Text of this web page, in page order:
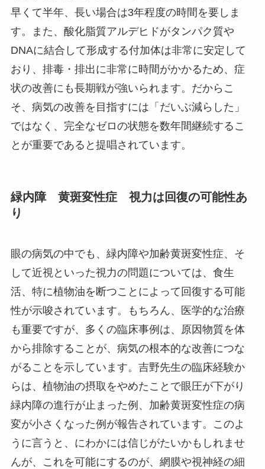
早くて半年、長い場合は3年程度の時間を要しま
す。また、酸化脂質アルデヒドがタンパク質や
DNAに結合して形成する付加体は非常に安定して
おり、排毒・排出に非常に時間がかかるため、症
状の改善にも長期戦が強いられます。だからこ
そ、病気の改善を目指すには「だいぶ減らした」
ではなく、完全なゼロの状態を数年間継続するこ
とが重要であると提唱されています。
緑内障 黄斑変性症 視力は回復の可能性あ
り
眼の病気の中でも、緑内障や加齢黄斑変性症、そ
して近視といった視力の問題については、食生
活、特に植物油を断つことによって回復する可能
性が示唆されています。もちろん、医学的な治療
も重要ですが、多くの臨床事例は、原因物質を体
から排除することが、病気の根本的な改善につな
がることを示しています。吉野先生の臨床経験か
らは、植物油の摂取をやめたことで眼圧が下がり
緑内障の進行が止まった例、加齢黄斑変性症の病
変が小さくなった例が報告されています。このよ
うに言うと、にわかには信じがたいかもしれませ
んが、これを可能にするのが、網膜や視神経の細